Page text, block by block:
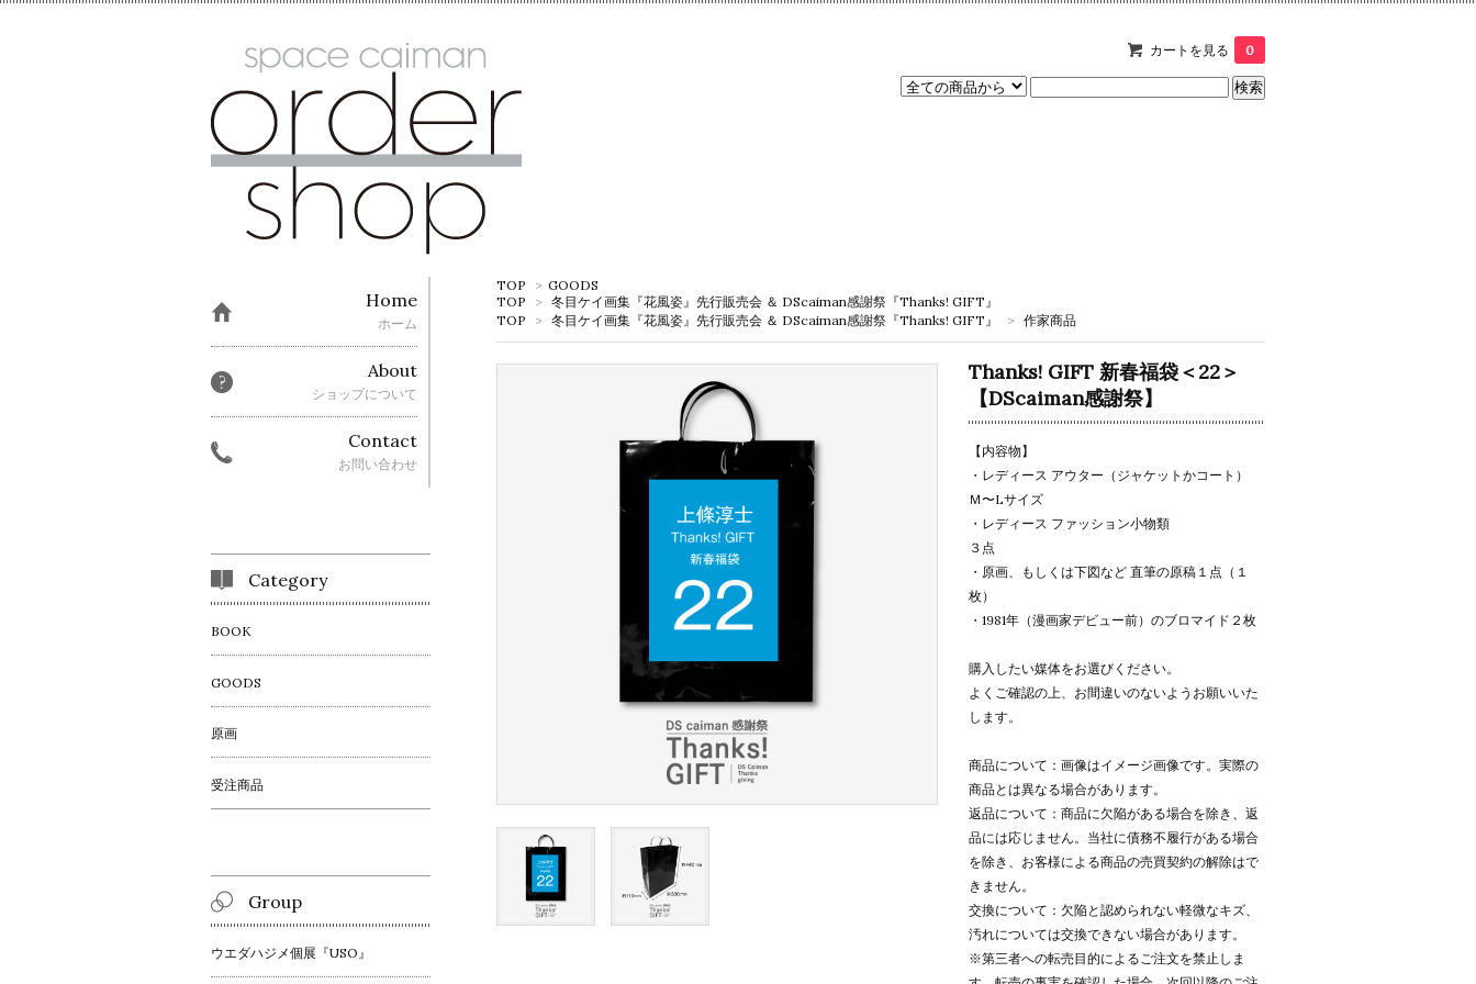
カートを見る 0
TOP > GOODS
TOP
> 冬目ケイ画集『花風姿』先行販売会 ＆ DScaiman感謝祭『Thanks! GIFT』
TOP
> 冬目ケイ画集『花風姿』先行販売会 ＆ DScaiman感謝祭『Thanks! GIFT』 > 作家商品
Thanks! GIFT 新春福袋＜22＞
【DScaiman感謝祭】
【内容物】
・レディース アウター（ジャケットかコート）
Ｍ〜Lサイズ
・レディース ファッション小物類
３点
・原画、もしくは下図など 直筆の原稿１点（１
枚）
・1981年（漫画家デビュー前）のブロマイド２枚
購入したい媒体をお選びください。
よくご確認の上、お間違いのないようお願いいた
します。
商品について：画像はイメージ画像です。実際の
商品とは異なる場合があります。
返品について：商品に欠陥がある場合を除き、返
品には応じません。当社に債務不履行がある場合
を除き、お客様による商品の売買契約の解除はで
きません。
交換について：欠陥と認められない軽微なキズ、
汚れについては交換できない場合があります。
※第三者への転売目的によるご注文を禁止しま
Home
ホーム
About
ショップについて
Contact
お問い合わせ
Category
BOOK
GOODS
原画
受注商品
Group
ウエダハジメ個展『USO』